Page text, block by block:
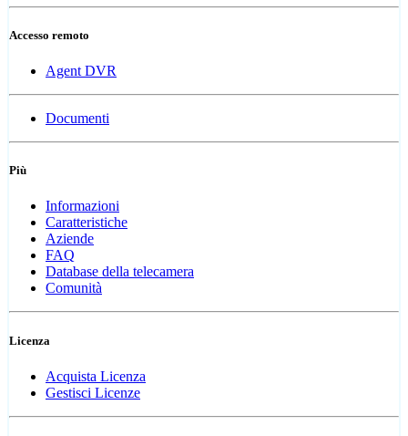
Accesso remoto
Agent DVR
Documenti
Più
Informazioni
Caratteristiche
Aziende
FAQ
Database della telecamera
Comunità
Licenza
Acquista Licenza
Gestisci Licenze